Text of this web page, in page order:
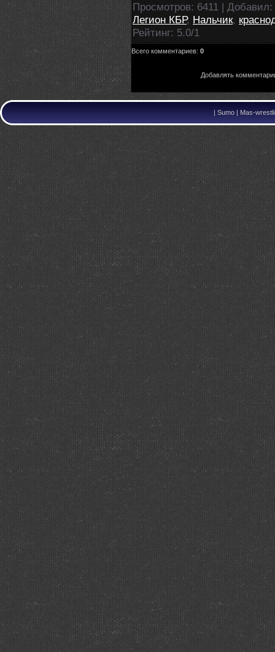
Просмотров: 6411 | Добавил:
Легион КБР, Нальчик,
Рейтинг: 5.0/1
Всего комментариев: 0
Добавлять
| Sumo | Mas-